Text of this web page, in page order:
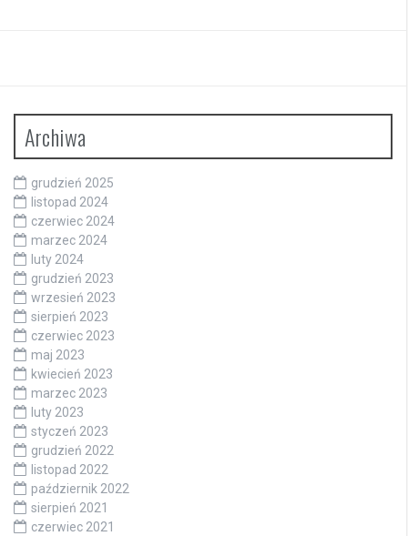
Archiwa
grudzień 2025
listopad 2024
czerwiec 2024
marzec 2024
luty 2024
grudzień 2023
wrzesień 2023
sierpień 2023
czerwiec 2023
maj 2023
kwiecień 2023
marzec 2023
luty 2023
styczeń 2023
grudzień 2022
listopad 2022
październik 2022
sierpień 2021
czerwiec 2021